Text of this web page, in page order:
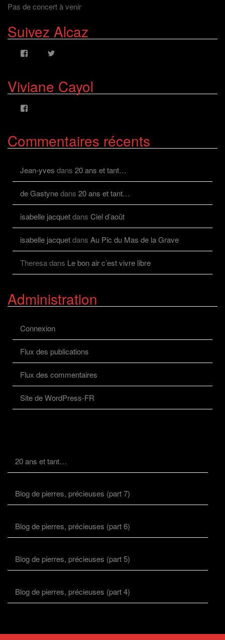
Pas de concert à venir
Suivez Alcaz
AlcazFR
sur
Voir
alcazfr
sur
Viviane Cayol
viviane.cayolalcaz
sur
Commentaires récents
Jean-yves dans 20 ans et tant…
de Gastynedans 20 ans et tant…
isabelle jacquetdans Ciel d’août
isabelle jacquetdans Au Pic du Mas de la Grave
Theresadans Le bon air c’est vivre libre
Administration
Connexion
Flux des publications
Flux des commentaires
Site de WordPress-FR
20 ans et tant…
Blog de pierres, précieuses (part 7)
Blog de pierres, précieuses (part 6)
Blog de pierres, précieuses (part 5)
Blog de pierres, précieuses (part 4)